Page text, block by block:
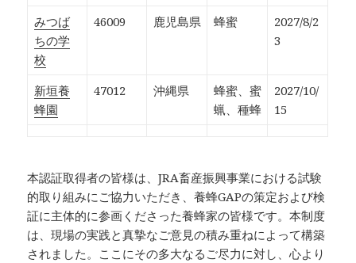
みつば
ちの学
校
46009 鹿児島県 蜂蜜
2027/8/2
3
新垣養
蜂園
47012 沖縄県
蜂蜜、蜜
蝋、種蜂
2027/10/
15
本認証取得者の皆様は、JRA畜産振興事業における試験
的取り組みにご協力いただき、養蜂GAPの策定および検
証に主体的に参画くださった養蜂家の皆様です。本制度
は、現場の実践と真摯なご意見の積み重ねによって構築
されました。ここにその多大なるご尽力に対し、心より